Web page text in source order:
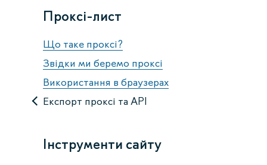
Проксі-лист
Що таке проксі?
Звідки ми беремо проксі
Використання в браузерах
Експорт проксі та API
Інструменти сайту